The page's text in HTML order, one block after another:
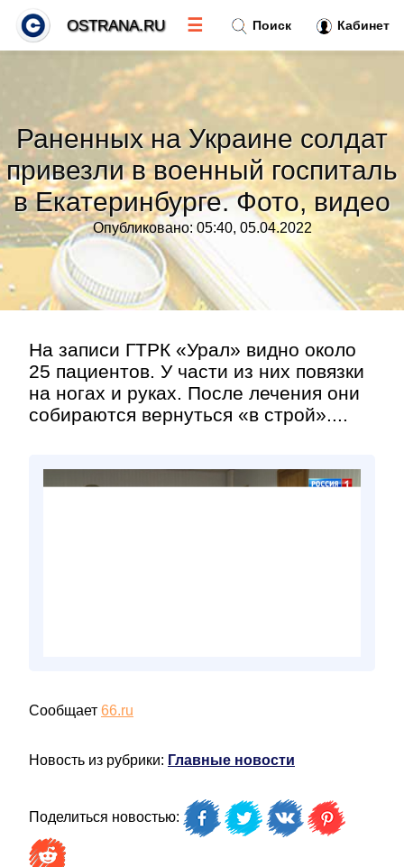
Раненных на Украине солдат
привезли в военный госпиталь
в Екатеринбурге. Фото, видео
Опубликовано: 05:40, 05.04.2022
На записи ГТРК «Урал» видно около
25 пациентов. У части из них повязки
на ногах и руках. После лечения они
собираются вернуться «в строй»....
Сообщает 66.ru
Новость из рубрики: Главные новости
Поделиться новостью:
Поиск Кабинет
OSTRANA.RU ☰
Тренды новостей »
Рубрики»
Правила
Контакт»